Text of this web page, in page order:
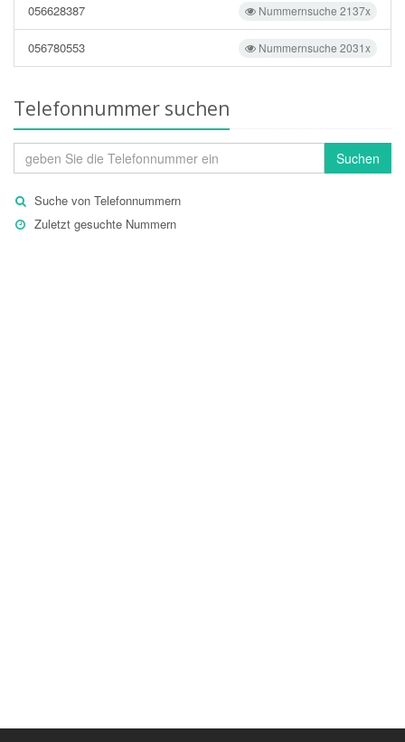
Nummernsuche 2137x
056628387
Nummernsuche 2031x
056780553
Telefonnummer suchen
Suchen
Suche von Telefonnummern
Zuletzt gesuchte Nummern